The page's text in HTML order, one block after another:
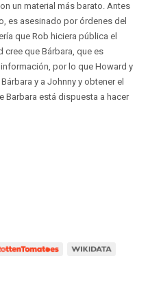
un material más barato. Antes
es asesinado por órdenes del
que Rob hiciera pública el
que Bárbara, que es
por lo que Howard y
y a Johnny y obtener el
Barbara está dispuesta a hacer